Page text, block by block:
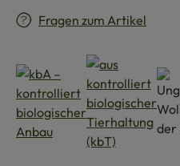
Fragen zum Artikel